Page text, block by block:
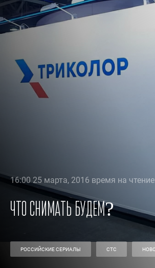
16:00 25 марта, 2016 время на
Что снимать будем?
РОССИЙСКИЕ СЕРИАЛЫ СТС